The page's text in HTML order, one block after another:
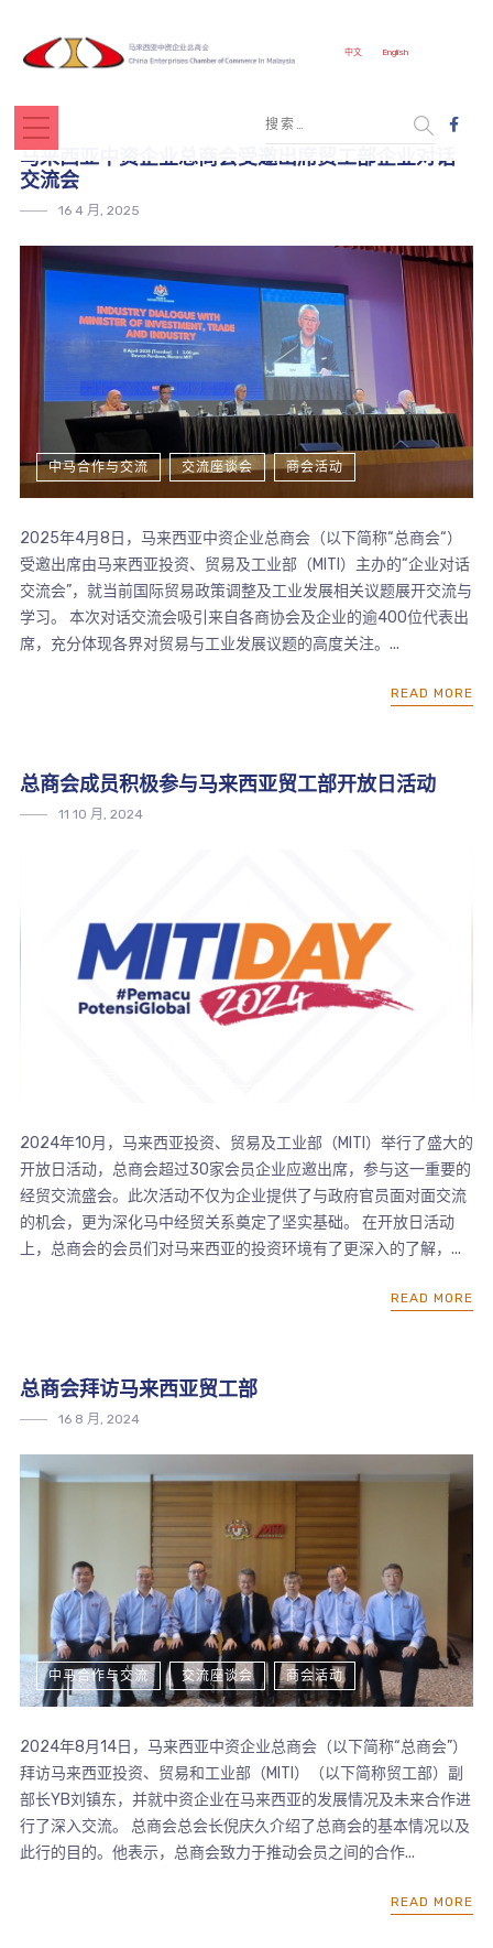
中文 English
马来西亚中资企业总商会受邀出席贸工部企业对话
交流会
16 4 月, 2025
中马合作与交流 交流座谈会 商会活动
2025年4月8日，马来西亚中资企业总商会（以下简称“总商会“）
受邀出席由马来西亚投资、贸易及工业部（MITI）主办的“企业对话
交流会”，就当前国际贸易政策调整及工业发展相关议题展开交流与
学习。 本次对话交流会吸引来自各商协会及企业的逾400位代表出
席，充分体现各界对贸易与工业发展议题的高度关注。...
READ MORE
总商会成员积极参与马来西亚贸工部开放日活动
11 10 月, 2024
2024年10月，马来西亚投资、贸易及工业部（MITI）举行了盛大的
开放日活动，总商会超过30家会员企业应邀出席，参与这一重要的
经贸交流盛会。此次活动不仅为企业提供了与政府官员面对面交流
的机会，更为深化马中经贸关系奠定了坚实基础。 在开放日活动
上，总商会的会员们对马来西亚的投资环境有了更深入的了解，...
READ MORE
总商会拜访马来西亚贸工部
16 8 月, 2024
中马合作与交流 交流座谈会 商会活动
2024年8月14日，马来西亚中资企业总商会（以下简称“总商会”）
拜访马来西亚投资、贸易和工业部（MITI）（以下简称贸工部）副
部长YB刘镇东，并就中资企业在马来西亚的发展情况及未来合作进
行了深入交流。 总商会总会长倪庆久介绍了总商会的基本情况以及
此行的目的。他表示，总商会致力于推动会员之间的合作...
READ MORE